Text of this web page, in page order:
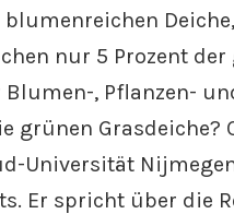
blumenreichen
nur 5 Prozent der
Blumen-, Pflanzen-
grünen Grasdeiche?
Universität
Er spricht über die